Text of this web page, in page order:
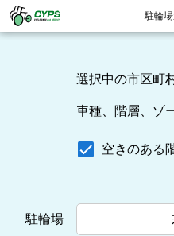
駐輪
選択中の市区町
車種、階層、ゾ
空きのある
駐輪場